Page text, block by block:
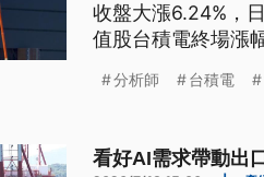
收盤大漲6.24%，
值股台積電終場漲
領台股再衝高點。
分析師 台積電
看好AI需求帶動出